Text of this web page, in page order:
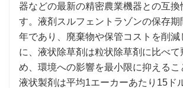
器などの最新の精密農業機器との互換
す。液剤スルフェントラゾンの保存期
年であり、廃棄物や保管コストを削減
に、液状除草剤は粒状除草剤に比べて
め、環境への影響を最小限に抑えるこ
液状製剤は平均1エーカーあたり15ド